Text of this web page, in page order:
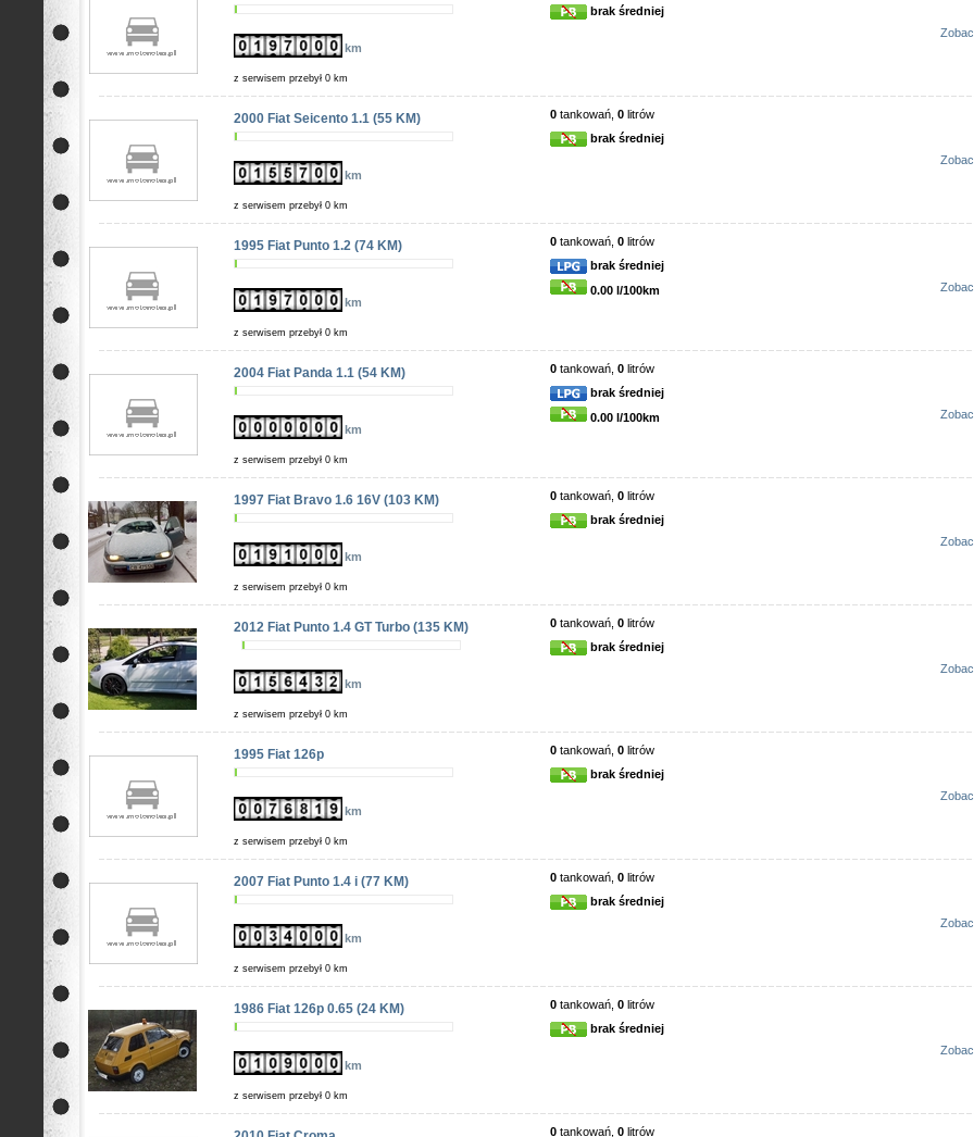
km
z serwisem przebył 0 km
brak średniej
2000 Fiat Seicento 1.1 (55 KM)
km
z serwisem przebył 0 km
0 tankowań, 0 litrów
brak średniej
1995 Fiat Punto 1.2 (74 KM)
km
z serwisem przebył 0 km
0 tankowań, 0 litrów
brak średniej
0.00 l/100km
2004 Fiat Panda 1.1 (54 KM)
km
z serwisem przebył 0 km
0 tankowań, 0 litrów
brak średniej
0.00 l/100km
1997 Fiat Bravo 1.6 16V (103 KM)
km
z serwisem przebył 0 km
0 tankowań, 0 litrów
brak średniej
2012 Fiat Punto 1.4 GT Turbo (135 KM)
km
z serwisem przebył 0 km
0 tankowań, 0 litrów
brak średniej
1995 Fiat 126p
km
z serwisem przebył 0 km
0 tankowań, 0 litrów
brak średniej
2007 Fiat Punto 1.4 i (77 KM)
km
z serwisem przebył 0 km
0 tankowań, 0 litrów
brak średniej
1986 Fiat 126p 0.65 (24 KM)
km
z serwisem przebył 0 km
0 tankowań, 0 litrów
brak średniej
0 tankowań, 0 litrów